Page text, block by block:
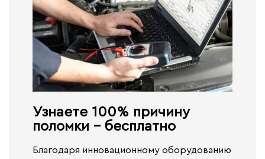
Узнаете 100% причину
поломки - бесплатно​
Благодаря инновационному оборудованию